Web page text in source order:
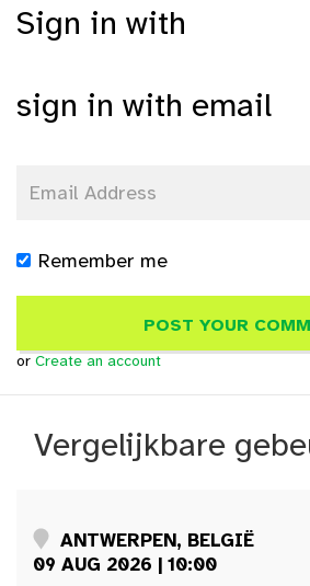
Sign in with
sign in with email
Remember me
or Create an account
Vergelijkbare
ANTWERPEN, BELGIË
09 AUG 2026 | 10:00